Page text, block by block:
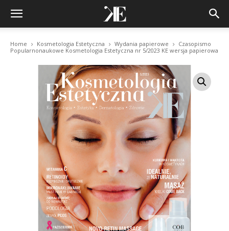
Home Kosmetologia Estetyczna Wydania papierowe
Czasopismo
Popularnonaukowe Kosmetologia Estetyczna nr 5/2023 KE wersja papierowa